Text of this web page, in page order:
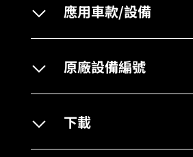
應用車款/設備
原廠設備編號
下載